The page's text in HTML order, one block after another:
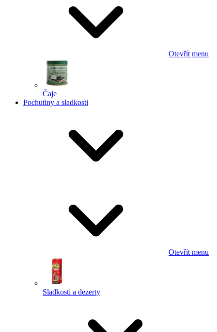
Otevřít menu
Čaje
Pochutiny a sladkosti
Otevřít menu
Sladkosti a dezerty